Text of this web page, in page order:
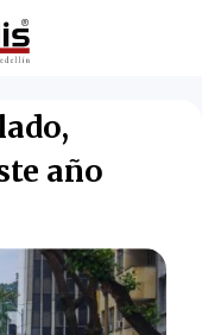
año